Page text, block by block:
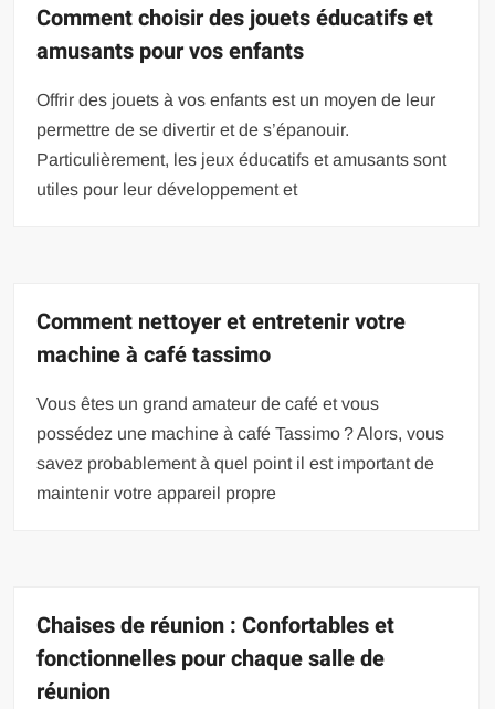
Comment choisir des jouets éducatifs et
amusants pour vos enfants
Offrir des jouets à vos enfants est un moyen de leur
permettre de se divertir et de s’épanouir.
Particulièrement, les jeux éducatifs et amusants sont
utiles pour leur développement et
Comment nettoyer et entretenir votre
machine à café tassimo
Vous êtes un grand amateur de café et vous
possédez une machine à café Tassimo ? Alors, vous
savez probablement à quel point il est important de
maintenir votre appareil propre
Chaises de réunion : Confortables et
fonctionnelles pour chaque salle de
réunion